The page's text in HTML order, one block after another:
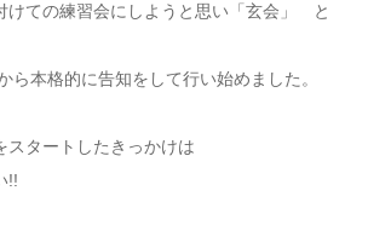
けての練習会にしようと思い「玄会」 と
ら本格的に告知をして行い始めました。
スタートしたきっかけは
!!